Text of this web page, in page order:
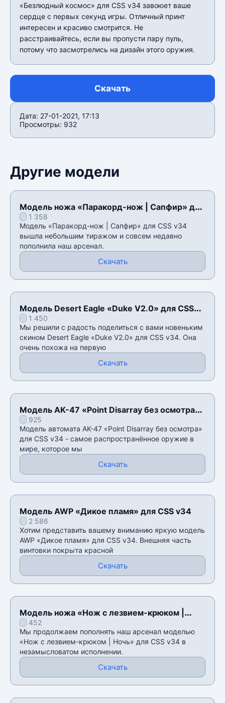
«Безлюдный космос» для CSS v34 завоюет ваше
сердце с первых секунд игры. Отличный принт
интересен и красиво смотрится. Не
расстраивайтесь, если вы пропусти пару пуль,
потому что засмотрелись на дизайн этого оружия.
Скачать
Дата: 27-01-2021, 17:13
Просмотры: 932
Другие модели
Модель ножа «Паракорд-нож | Сапфир» для
CSS v34
1 358
Модель «Паракорд-нож | Сапфир» для CSS v34
вышла небольшим тиражом и совсем недавно
пополнила наш арсенал.
Скачать
Модель Desert Eagle «Duke V2.0» для CSS
v341 450
Мы решили с радость поделиться с вами новеньким
скином Desert Eagle «Duke V2.0» для CSS v34. Она
очень похожа на первую
Скачать
Модель AK-47 «Point Disarray без осмотра»
для CSS v34
925
Модель автомата AK-47 «Point Disarray без осмотра»
для CSS v34 - самое распространённое оружие в
мире, которое мы
Скачать
Модель AWP «Дикое пламя» для CSS v34
2 586
Хотим представить вашему вниманию яркую модель
AWP «Дикое пламя» для CSS v34. Внешняя часть
винтовки покрыта красной
Скачать
Модель ножа «Нож с лезвием-крюком |
Ночь» для CSS v34
452
Мы продолжаем пополнять наш арсенал моделью
«Нож с лезвием-крюком | Ночь» для CSS v34 в
незамысловатом исполнении.
Скачать